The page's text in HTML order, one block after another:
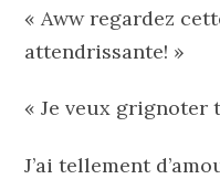
« Aww regardez
attendrissante! »
« Je veux
J’ai tellement